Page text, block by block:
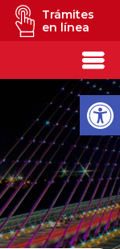
Trámites
en línea